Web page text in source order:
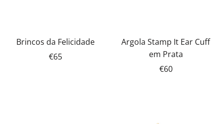
Brincos da Felicidade
€65
Argola Stamp It Ear Cuff
em Prata
€60